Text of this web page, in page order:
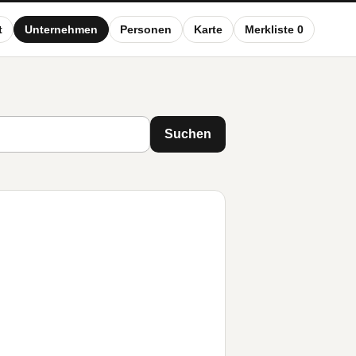
Unternehmen Personen Karte Merkliste 0
Suchen